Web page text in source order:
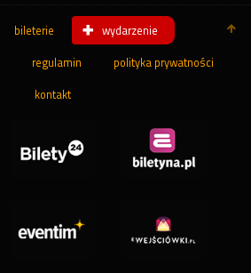
bileterie wydarzenie
regulamin polityka prywatności
kontakt